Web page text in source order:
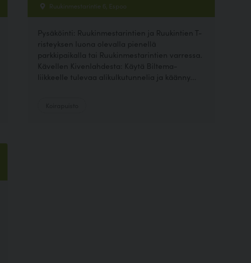
Ruukinmestarintie 6, Espoo
Pysäköinti: Ruukinmestarintien ja Ruukintien T-
risteyksen luona olevalla pienellä
parkkipaikalla tai Ruukinmestarintien varressa.
Kävellen Kivenlahdesta: Käytä Biltema-
liikkeelle tulevaa alikulkutunnelia ja käänny...